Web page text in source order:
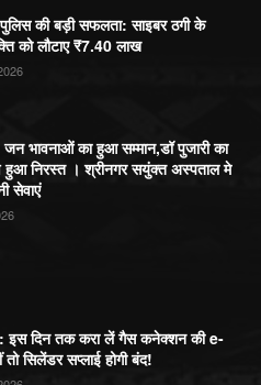
पुलिस की बड़ी सफलता: साइबर ठगी के
को लौटाए ₹7.40 लाख
भावनाओं का हुआ सम्मान,डॉ पुजारी का
हुआ निरस्त । श्रीनगर सयुंक्त अस्पताल मे
सेवाएं
इस दिन तक करा लें गैस कनेक्शन की e-
सिलेंडर सप्लाई होगी बंद!